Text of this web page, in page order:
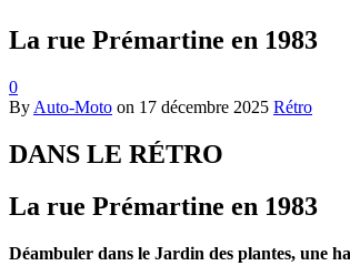
La rue Prémartine en 1983
0
By Auto-Moto on 17 décembre 2025 Rétro
DANS LE RÉTRO
La rue Prémartine en 1983
Déambuler dans le Jardin des plantes, une